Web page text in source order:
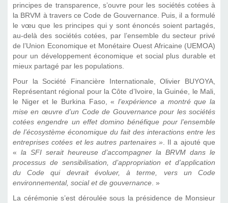
principes de transparence, s’ouvre pour les sociétés cotées à
la BRVM à travers ce Code de Gouvernance. Puis, il a formulé
le vœu que les principes qui y sont énoncés soient partagés,
au-delà des sociétés cotées, par l’ensemble du secteur privé
de l’Union Economique et Monétaire Ouest Africaine (UEMOA)
pour un développement économique et social plus durable et
mieux partagé par les populations.
Pour la Société Financière Internationale, Olivier BUYOYA,
Représentant régional pour la Côte d’Ivoire, la Guinée, le Mali,
le Niger et le Burkina Faso, «l’expérience a montré que la
mise en œuvre d’un Code de Gouvernance pour les sociétés
cotées engendre un effet domino bénéfique pour l’ensemble
de l’écosystème économique du fait des interactions entre les
entreprises cotées et les autres partenaires ». Il a ajouté que
« la SFI serait heureuse d’accompagner la BRVM dans le
processus de sensibilisation, d’appropriation et d’application
du Code qui devrait évoluer, à terme, vers un Code
environnemental, social et de gouvernance. »
La cérémonie s’est déroulée sous la présidence de Monsieur